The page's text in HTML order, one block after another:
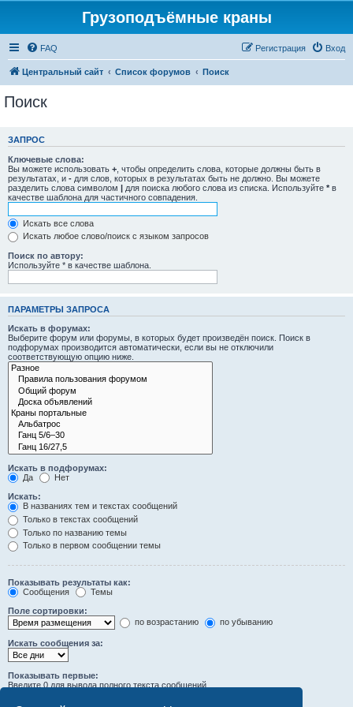
Грузоподъёмные краны
FAQ Вход
Регистрация
Центральный сайт Список форумов Поиск
Поиск
ЗАПРОС
Ключевые слова:
Вы можете использовать + , чтобы определить слова, которые должны быть в
результатах, и - для слов, которых в результатах быть не должно. Вы можете
разделить слова символом | для поиска любого слова из списка. Используйте * в
качестве шаблона для частичного совпадения.
Искать все слова
Искать любое слово/поиск с языком запросов
Поиск по автору:
Используйте * в качестве шаблона.
ПАРАМЕТРЫ ЗАПРОСА
Искать в форумах:
Выберите форум или форумы, в которых будет произведён поиск. Поиск в
подфорумах производится автоматически, если вы не отключили
соответствующую опцию ниже.
Искать в подфорумах:
Да
Нет
Искать:
В названиях тем и текстах сообщений
Только в текстах сообщений
Только по названию темы
Только в первом сообщении темы
Показывать результаты как:
Сообщения
Темы
Поле сортировки:
по возрастанию
по убыванию
Искать сообщения за:
Показывать первые:
Введите 0 для вывода полного текста сообщений.